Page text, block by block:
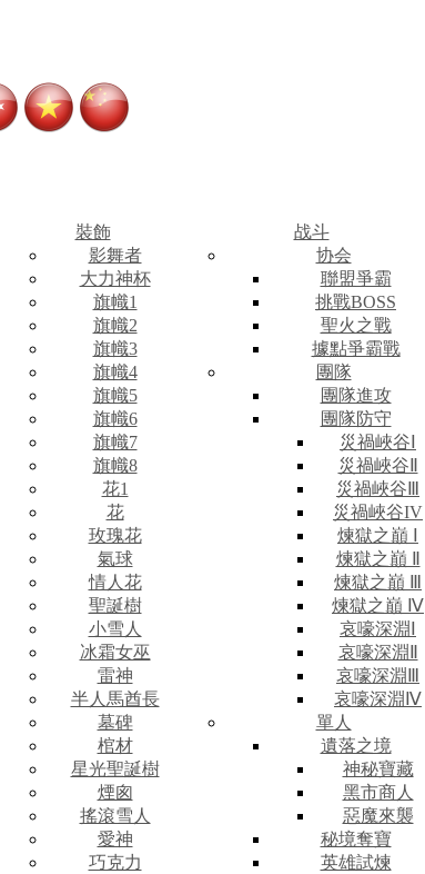
裝飾
影舞者
大力神杯
旗幟1
旗幟2
旗幟3
旗幟4
旗幟5
旗幟6
旗幟7
旗幟8
花1
花
玫瑰花
氣球
情人花
聖誕樹
小雪人
冰霜女巫
雷神
半人馬酋長
墓碑
棺材
星光聖誕樹
煙囪
搖滾雪人
愛神
巧克力
战斗
协会
聯盟爭霸
挑戰BOSS
聖火之戰
據點爭霸戰
團隊
團隊進攻
團隊防守
災禍峽谷Ⅰ
災禍峽谷Ⅱ
災禍峽谷Ⅲ
災禍峽谷IV
煉獄之巔 Ⅰ
煉獄之巔 Ⅱ
煉獄之巔 Ⅲ
煉獄之巔 Ⅳ
哀嚎深淵Ⅰ
哀嚎深淵Ⅱ
哀嚎深淵Ⅲ
哀嚎深淵Ⅳ
單人
遺落之境
神秘寶藏
黑市商人
惡魔來襲
秘境奪寶
英雄試煉